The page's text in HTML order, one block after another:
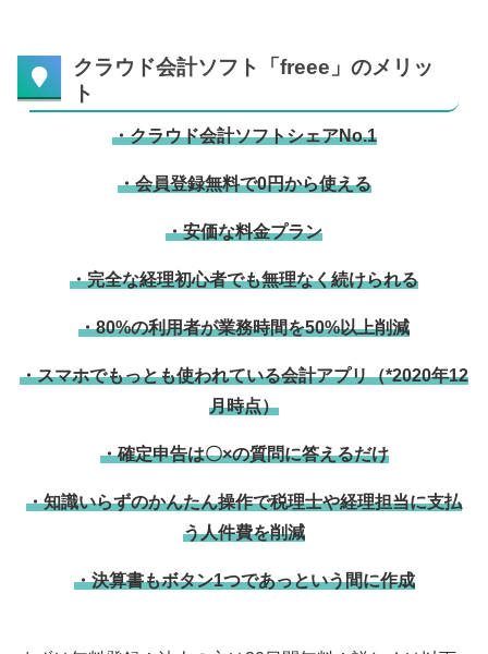
クラウド会計ソフト「freee」のメリッ
ト
・クラウド会計ソフトシェアNo.1
・会員登録無料で0円から使える
・安価な料金プラン
・完全な経理初心者でも無理なく続けられる
・80%の利用者が業務時間を50%以上削減
・スマホでもっとも使われている会計アプリ（*2020年12
月時点）
・確定申告は〇×の質問に答えるだけ
・知識いらずのかんたん操作で税理士や経理担当に支払
う人件費を削減
・決算書もボタン1つであっという間に作成